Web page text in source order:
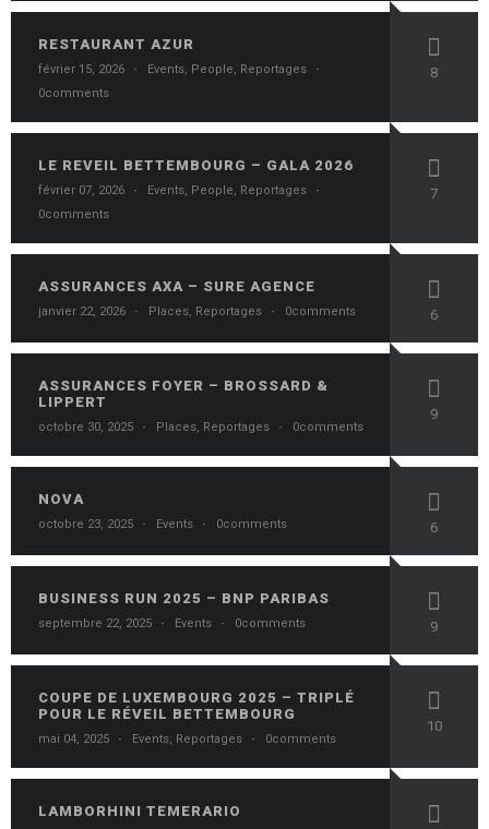
RESTAURANT AZUR
février 15, 2026 · Events, People, Reportages
·
0comments
8
LE REVEIL BETTEMBOURG – GALA 2026
février 07, 2026 · Events, People, Reportages
·
0comments
7
ASSURANCES AXA – SURE AGENCE
janvier 22, 2026 · Places, Reportages · 0comments 6
ASSURANCES FOYER – BROSSARD &
LIPPERT
octobre 30, 2025 · Places, Reportages · 0comments
9
NOVA
octobre 23, 2025 · Events · 0comments 6
BUSINESS RUN 2025 – BNP PARIBAS
septembre 22, 2025 · Events · 0comments 9
COUPE DE LUXEMBOURG 2025 – TRIPLÉ
POUR LE RÉVEIL BETTEMBOURG
mai 04, 2025 · Events, Reportages · 0comments
10
LAMBORHINI TEMERARIO